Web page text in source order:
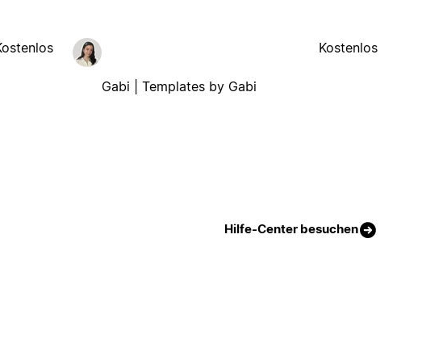
Gabi | Templates by Gabi
Kostenlos
Hilfe-Center besuchen